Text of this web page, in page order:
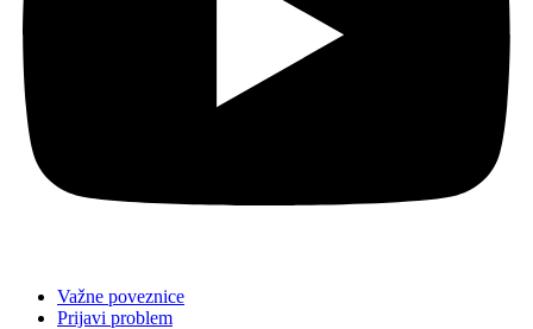
Važne poveznice
Prijavi problem